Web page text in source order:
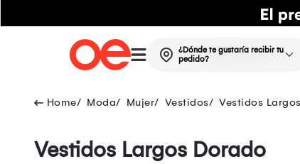
¿Dónde te gustaría recibir tu
pedido?
Moda Mujer Vestidos Vestidos Largos
Vestidos Largos Dorado